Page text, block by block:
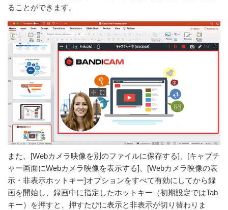
ることができます。
また、[Webカメラ映像を別のファイルに保存する]、[キャプチ
ャー画面にWebカメラ映像を表示する]、[Webカメラ映像の表
示・非表示ホットキー]オプションをすべて有効にしてから録
画を開始し、録画中に指定したホットキー（初期設定ではTab
キー）を押すと、押すたびに表示と非表示が切り替わりま